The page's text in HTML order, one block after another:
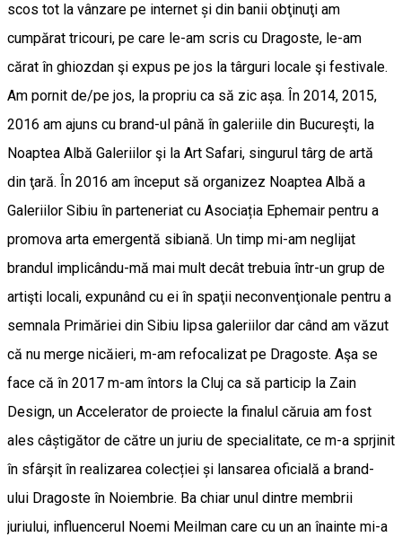
scos tot la vânzare pe internet și din banii obţinuţi am
cumpărat tricouri, pe care le-am scris cu Dragoste, le-am
cărat în ghiozdan şi expus pe jos la târguri locale şi festivale.
Am pornit de/pe jos, la propriu ca să zic așa. În 2014, 2015,
2016 am ajuns cu brand-ul până în galeriile din Bucureşti, la
Noaptea Albă Galeriilor şi la Art Safari, singurul târg de artă
din ţară. În 2016 am început să organizez Noaptea Albă a
Galeriilor Sibiu în parteneriat cu Asociația Ephemair pentru a
promova arta emergentă sibiană. Un timp mi-am neglijat
brandul implicându-mă mai mult decât trebuia într-un grup de
artişti locali, expunând cu ei în spaţii neconvenţionale pentru a
semnala Primăriei din Sibiu lipsa galeriilor dar când am văzut
că nu merge nicăieri, m-am refocalizat pe Dragoste. Aşa se
face că în 2017 m-am întors la Cluj ca să particip la Zain
Design, un Accelerator de proiecte la finalul căruia am fost
ales câștigător de către un juriu de specialitate, ce m-a sprjinit
în sfârşit în realizarea colecției și lansarea oficială a brand-
ului Dragoste în Noiembrie. Ba chiar unul dintre membrii
juriului, influencerul Noemi Meilman care cu un an înainte mi-a